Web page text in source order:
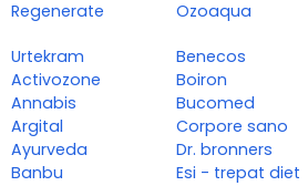
Regenerate
Ozoaqua
Urtekram
Activozone
Annabis
Argital
Ayurveda
Banbu
Benecos
Boiron
Bucomed
Corpore sano
Dr. bronners
Esi - trepat diet